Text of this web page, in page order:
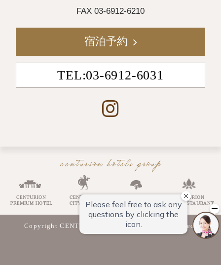
FAX 03-6912-6210
宿泊予約
TEL:03-6912-6031
centurion hotels group
Copyright CENTURION HOTELS AllRight Reserved.